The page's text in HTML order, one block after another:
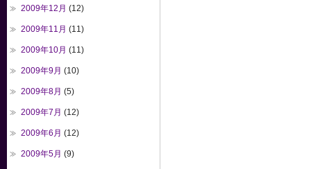
2009年12月 (12)
2009年11月 (11)
2009年10月 (11)
2009年9月 (10)
2009年8月 (5)
2009年7月 (12)
2009年6月 (12)
2009年5月 (9)